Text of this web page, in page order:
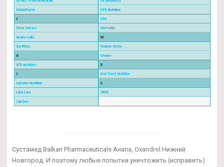
Сустамед Balkan Pharmaceuticals Анапа, Oxandrol Нижний
Новгород. И поэтому любые попытки уничтожить (исправить)